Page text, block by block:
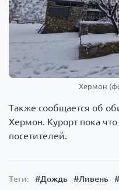
Хермон
Также сообщается об
Хермон. Курорт пока
посетителей.
Теги: #Дождь #Ливень